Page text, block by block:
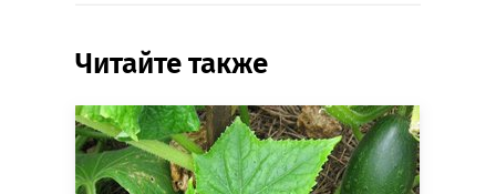
Читайте также